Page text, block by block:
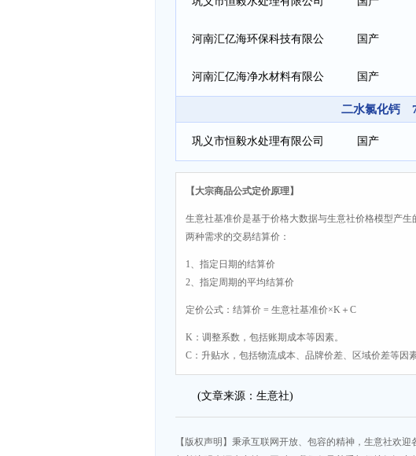
河南汇亿海环保科技有限公
司
国产
河南汇亿海净水材料有限公 国产
二水氯化钙
巩义市恒毅水处理有限公司 国产
【大宗商品公式定价原理】
生意社基准价是基于价格大数据与生意社价格模型产
两种需求的交易结算价：
1、指定日期的结算价
2、指定周期的平均结算价
定价公式：结算价 = 生意社基准价×K＋C
K：调整系数，包括账期成本等因素。
C：升贴水，包括物流成本、品牌价差、区域价差等因素
(文章来源：生意社)
【版权声明】秉承互联网开放、包容的精神，生意社欢